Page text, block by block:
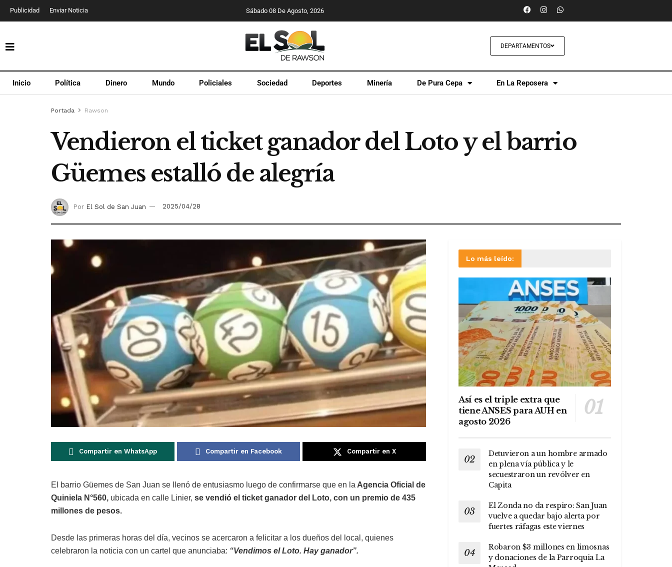
Publicidad Enviar Noticia Sábado 08 De Agosto, 2026
DEPARTAMENTOS
Inicio Política Dinero Mundo Policiales Sociedad Deportes Minería De Pura Cepa En La Reposera
Portada Rawson
Vendieron el ticket ganador del Loto y el barrio
Güemes estalló de alegría
Por El Sol de San Juan 2025/04/28
Compartir en WhatsApp Compartir en Facebook Compartir en X
El barrio Güemes de San Juan se llenó de entusiasmo luego de confirmarse que en la Agencia Oficial de
Quiniela N°560, ubicada en calle Linier, se vendió el ticket ganador del Loto, con un premio de 435
millones de pesos.
Desde las primeras horas del día, vecinos se acercaron a felicitar a los dueños del local, quienes
celebraron la noticia con un cartel que anunciaba: “Vendimos el Loto. Hay ganador”.
Lo más leído:
Así es el triple extra que
tiene ANSES para AUH en
agosto 2026
Detuvieron a un hombre armado
en plena vía pública y le
secuestraron un revólver en
Capita
El Zonda no da respiro: San Juan
vuelve a quedar bajo alerta por
fuertes ráfagas este viernes
Robaron $3 millones en limosnas
y donaciones de la Parroquia La